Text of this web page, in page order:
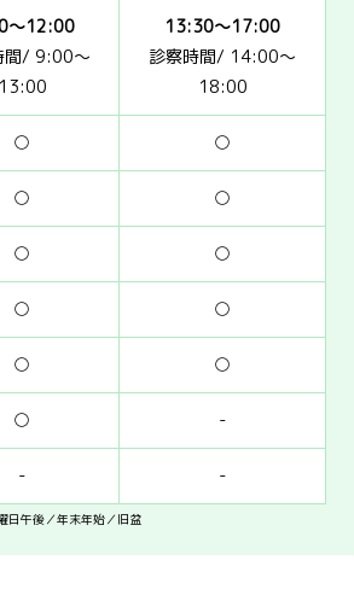
～12:00
間/ 9:00～
13:00
13:30～17:00
診察時間/ 14:00～
18:00
○ ○
○ ○
○ ○
○ ○
○ ○
○ -
- -
日午後／年末年始／旧盆